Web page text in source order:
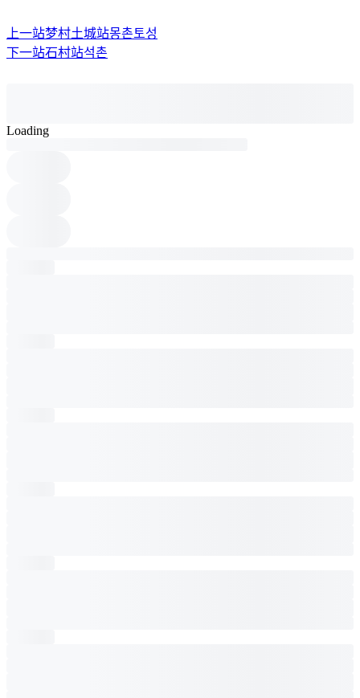
上一站梦村土城站몽촌토성
下一站石村站석촌
Loading